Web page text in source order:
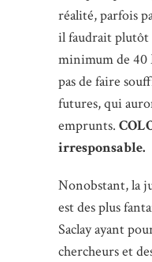
réalité, parfois
il faudrait plutôt
minimum de 40
pas de faire
futures, qui
emprunts.
irresponsable.
Nonobstant, la
est des plus
Saclay ayant
chercheurs et